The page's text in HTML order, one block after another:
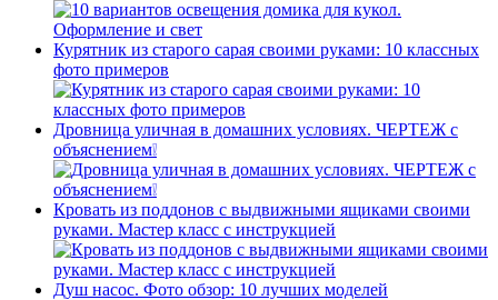
Курятник из старого сарая своими руками: 10 классных
фото примеров
Дровница уличная в домашних условиях. ЧЕРТЕЖ с
объяснением❕
Кровать из поддонов с выдвижными ящиками своими
руками. Мастер класс с инструкцией
Душ насос. Фото обзор: 10 лучших моделей